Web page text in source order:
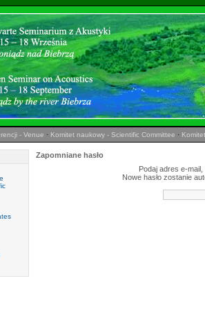
- Venue · Komitet naukowy - Scientific Committee ·
Zapomniane hasło
Podaj adres e-
Nowe hasło zostanie